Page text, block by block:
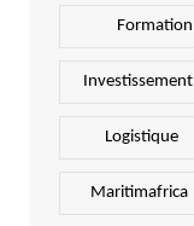
Formation
Investissement
Logistique
Maritimafrica